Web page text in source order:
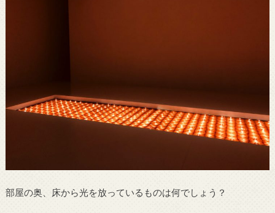
部屋の奥、床から光を放っているものは何でしょう？